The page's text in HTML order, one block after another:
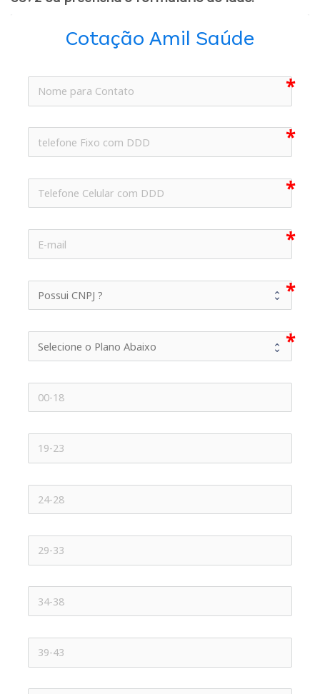
Cotação Amil Saúde